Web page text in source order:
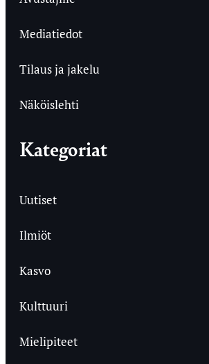
Mediatiedot
Tilaus ja jakelu
Näköislehti
Kategoriat
Uutiset
Ilmiöt
Kasvo
Kulttuuri
Mielipiteet